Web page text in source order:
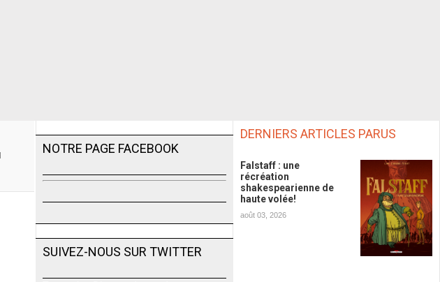
NOTRE PAGE FACEBOOK
SUIVEZ-NOUS SUR TWITTER
DERNIERS ARTICLES PARUS
Falstaff : une
récréation
shakespearienne de
haute volée!
août 03, 2026